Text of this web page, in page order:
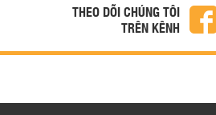
THEO DÕI CHÚNG TÔI
TRÊN KÊNH